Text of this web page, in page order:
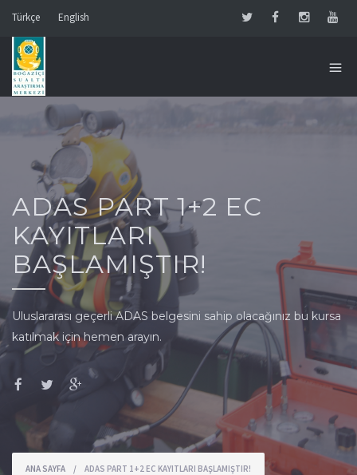
Türkçe English
ADAS PART 1+2 EC
KAYITLARI
BAŞLAMIŞTIR!
Uluslararası geçerli ADAS belgesini sahip olacağınız bu kursa
katılmak için hemen arayın.
ANA SAYFA / ADAS PART 1+2 EC KAYITLARI BAŞLAMIŞTIR!